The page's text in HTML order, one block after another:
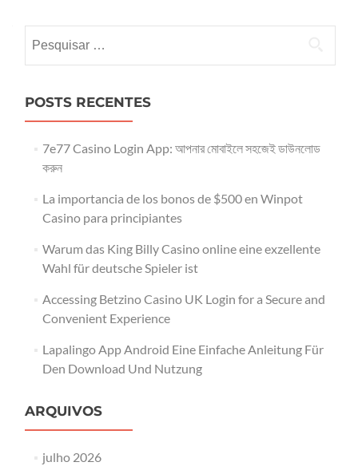
navigation
por:
POSTS RECENTES
7e77 Casino Login App: আপনার মোবাইলে সহজেই ডাউনলোড
করুন
La importancia de los bonos de $500 en Winpot
Casino para principiantes
Warum das King Billy Casino online eine exzellente
Wahl für deutsche Spieler ist
Accessing Betzino Casino UK Login for a Secure and
Convenient Experience
Lapalingo App Android Eine Einfache Anleitung Für
Den Download Und Nutzung
ARQUIVOS
julho 2026